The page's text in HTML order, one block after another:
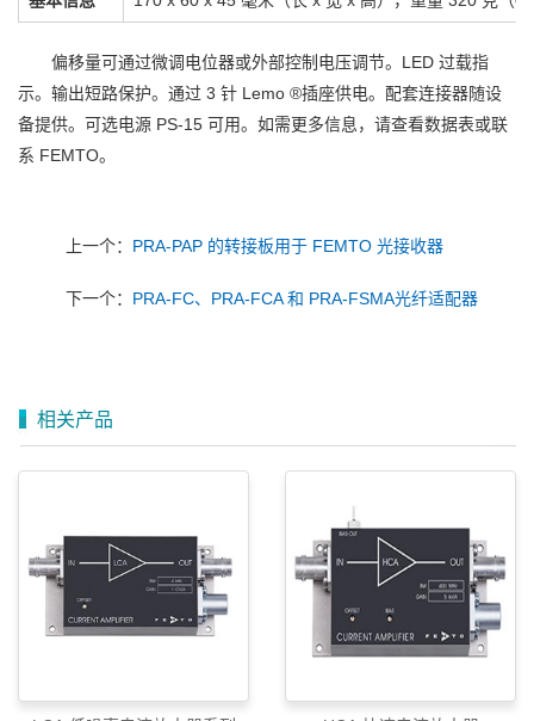
偏移量可通过微调电位器或外部控制电压调节。LED 过载指
示。输出短路保护。通过 3 针 Lemo ®插座供电。配套连接器随设
备提供。可选电源 PS-15 可用。如需更多信息，请查看数据表或联
系 FEMTO。
上一个： PRA-PAP 的转接板用于 FEMTO 光接收器
下一个： PRA-FC、PRA-FCA 和 PRA-FSMA光纤适配器
相关产品